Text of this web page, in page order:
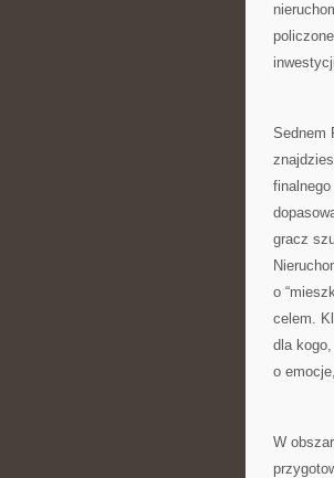
Sednem
gracz
o
celem.
dla
o
W